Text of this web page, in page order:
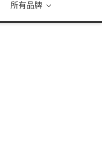
所有品牌